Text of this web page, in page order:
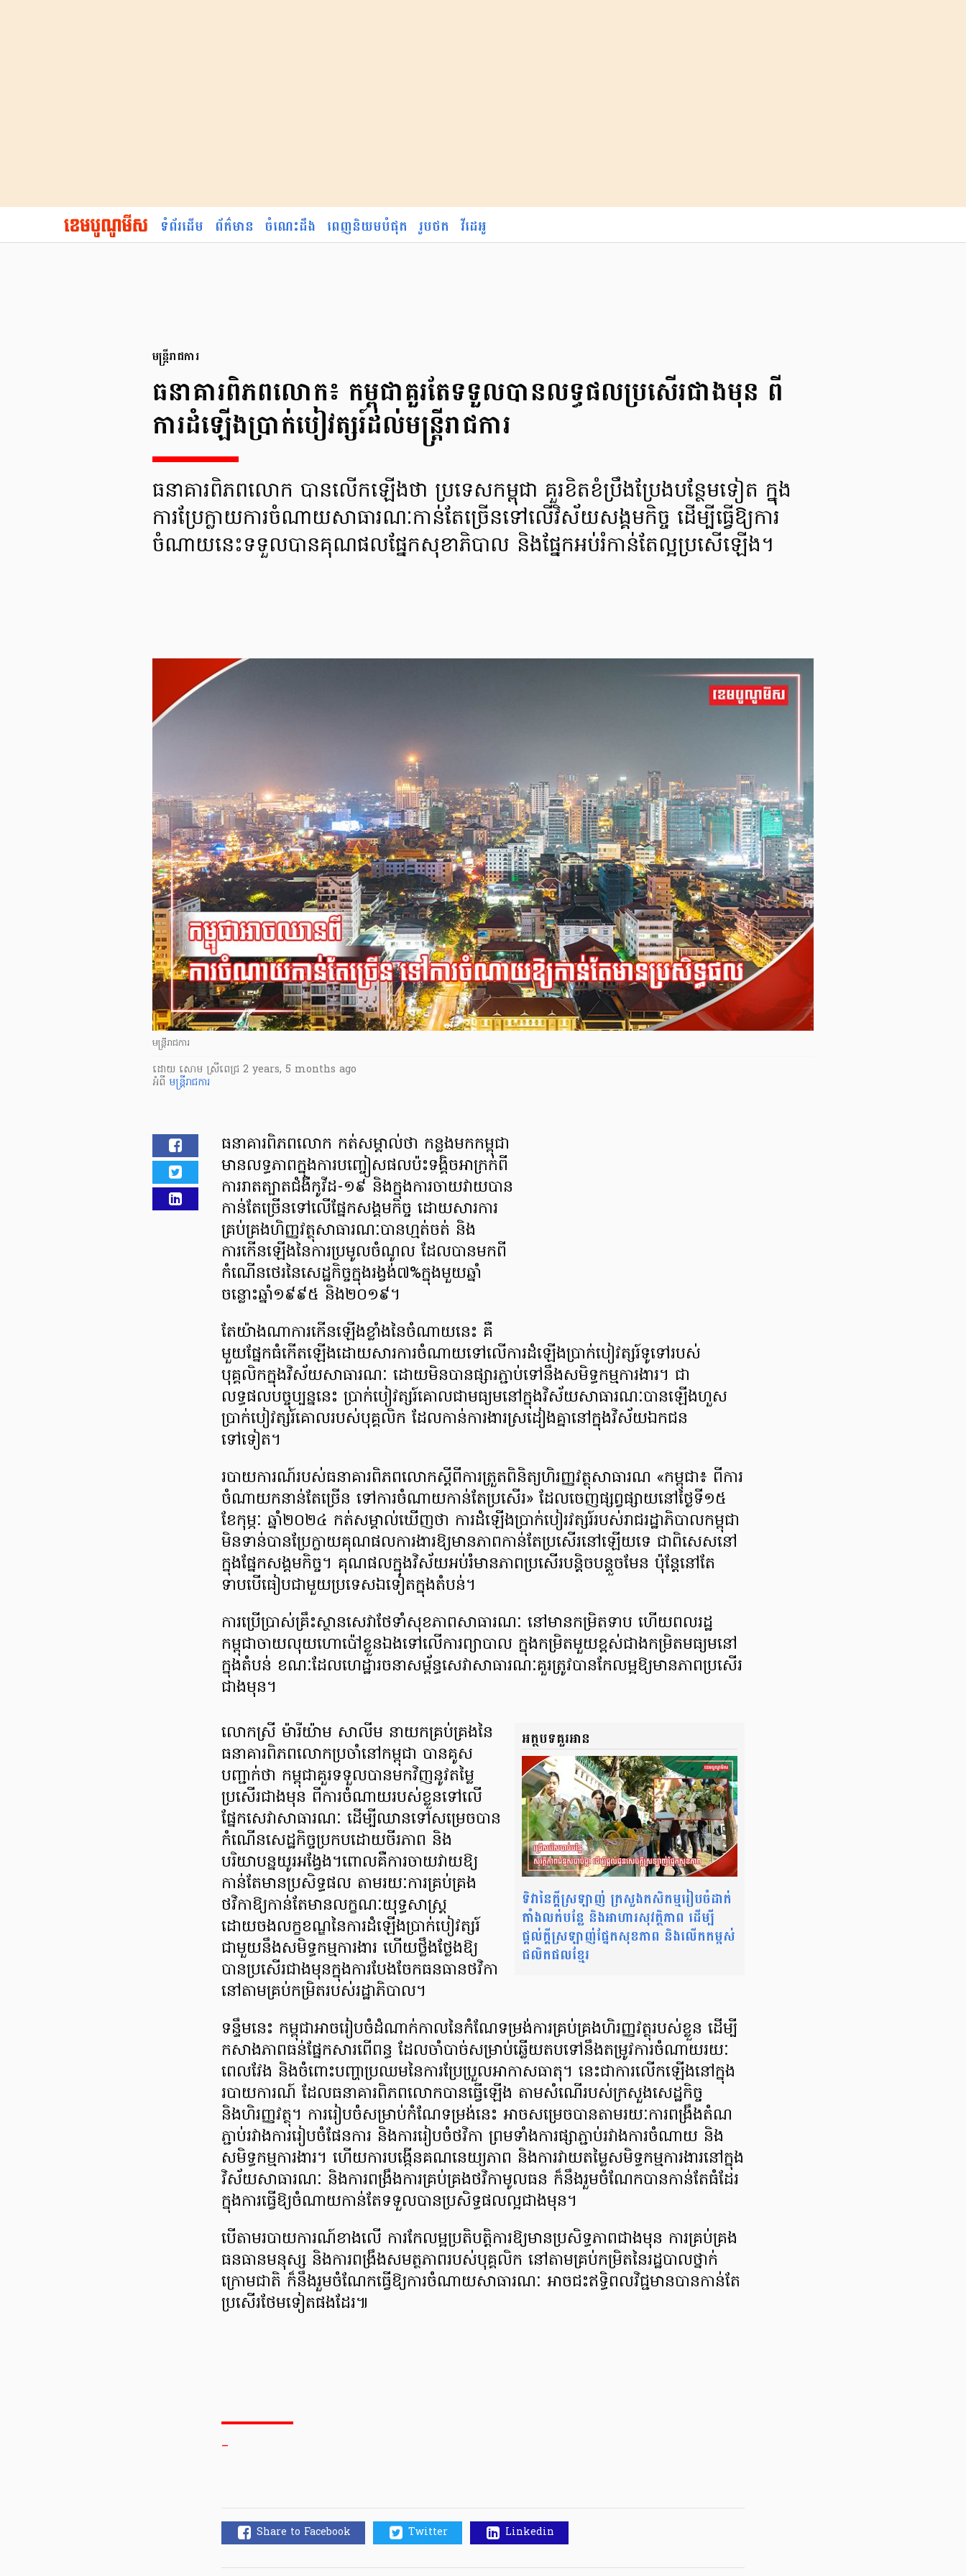
ទំព័រដើម ព័ត៌មាន ចំណេះដឹង ពេញនិយមបំផុត រូបថត វីដេអូ
មន្រ្តីរាជការ
ធនាគារពិភពលោក៖ កម្ពុជាគួរតែទទួលបានលទ្ធផលប្រសើរជាងមុន ពី
ការដំឡើងប្រាក់បៀវត្សរ៍ដល់មន្ត្រីរាជការ
ធនាគារពិភពលោក បានលើកឡើងថា ប្រទេសកម្ពុជា គួរខិតខំប្រឹងប្រែងបន្ថែមទៀត ក្នុង
ការប្រែក្លាយការចំណាយសាធារណៈកាន់តែច្រើនទៅលើវិស័យសង្គមកិច្ច ដើម្បីធ្វើឱ្យការ
ចំណាយនេះទទួលបានគុណផលផ្នែកសុខាភិបាល និងផ្នែកអប់រំកាន់តែល្អប្រសើឡើង។
មន្រ្តីរាជការ
ដោយ សោម ស្រីពេជ្រ 2 years, 5 months ago
អំពី មន្រ្តីរាជការ
ធនាគារពិភពលោក កត់សម្គាល់ថា កន្លងមកកម្ពុជា
មានលទ្ធភាពក្នុងការបញ្ចៀសផលប៉ះទង្គិចអាក្រក់ពី
ការរាតត្បាតជំងឺកូវីដ-១៩ និងក្នុងការចាយវាយបាន
កាន់តែច្រើនទៅលើផ្នែកសង្គមកិច្ច ដោយសារការ
គ្រប់គ្រងហិញ្ញវត្ថុសាធារណៈបានហ្មត់ចត់ និង
ការកើនឡើងនៃការប្រមូលចំណូល ដែលបានមកពី
កំណើនថេរនៃសេដ្ឋកិច្ចក្នុងរង្វង់៧%ក្នុងមួយឆ្នាំ
ចន្លោះឆ្នាំ១៩៩៥ និង២០១៩។
តែយ៉ាងណាការកើនឡើងខ្លាំងនៃចំណាយនេះ គឺ
មួយផ្នែកធំកើតឡើងដោយសារការចំណាយទៅលើការដំឡើងប្រាក់បៀវត្សរ៍ទូទៅរបស់
បុគ្គលិកក្នុងវិស័យសាធារណៈ ដោយមិនបានផ្សារភ្ជាប់ទៅនឹងសមិទ្ធកម្មការងារ។ ជា
លទ្ធផលបច្ចុប្បន្ននេះ ប្រាក់បៀវត្សរ៍គោលជាមធ្យមនៅក្នុងវិស័យសាធារណៈបានឡើងហួស
ប្រាក់បៀវត្សរ៍គោលរបស់បុគ្គលិក ដែលកាន់ការងារស្រដៀងគ្នានៅក្នុងវិស័យឯកជន
ទៅទៀត។
របាយការណ៍របស់ធនាគារពិភពលោកស្តីពីការត្រួតពិនិត្យហិរញ្ញវត្ថុសាធារណ «កម្ពុជា៖ ពីការ
ចំណាយកនាន់តែច្រើន ទៅការចំណាយកាន់តែប្រសើរ» ដែលចេញផ្សព្វផ្សាយនៅថ្ងៃទី១៥
ខែកុម្ភៈ ឆ្នាំ២០២៤ កត់សម្គាល់ឃើញថា ការដំឡើងប្រាក់បៀរវត្សរ៍របស់រាជរដ្ឋាភិបាលកម្ពុជា
មិនទាន់បានប្រែក្លាយគុណផលការងារឱ្យមានភាពកាន់តែប្រសើរនៅឡើយទេ ជាពិសេសនៅ
ក្នុងផ្នែកសង្គមកិច្ច។ គុណផលក្នុងវិស័យអប់រំមានភាពប្រសើរបន្តិចបន្តួចមែន ប៉ុន្តែនៅតែ
ទាបបើធៀបជាមួយប្រទេសឯទៀតក្នុងតំបន់។
ការប្រើប្រាស់គ្រឹះស្ថានសេវាថែទាំសុខភាពសាធារណៈ នៅមានកម្រិតទាប ហើយពលរដ្ឋ
កម្ពុជាចាយលុយហោប៉ៅខ្លួនឯងទៅលើការព្យាបាល ក្នុងកម្រិតមួយខ្ពស់ជាងកម្រិតមធ្យមនៅ
ក្នុងតំបន់ ខណៈដែលហេដ្ឋារចនាសម្ព័ន្ធសេវាសាធារណៈគួរត្រូវបានកែលម្អឱ្យមានភាពប្រសើរ
ជាងមុន។
អត្ថបទគួរអាន
ទិវានៃក្តីស្រឡាញ់ ក្រសួងកសិកម្មរៀបចំដាក់
តាំងលក់បន្លែ និងអាហារសុវត្ថិភាព ដើម្បី
ផ្តល់ក្តីស្រឡាញ់ផ្នែកសុខភាព និងលើកកម្ពស់
ផលិតផលខ្មែរ
លោកស្រី ម៉ារីយ៉ាម សាលីម នាយកគ្រប់គ្រងនៃ
ធនាគារពិភពលោកប្រចាំនៅកម្ពុជា បានគូស
បញ្ជាក់ថា កម្ពុជាគួរទទួលបានមកវិញនូវតម្លៃ
ប្រសើរជាងមុន ពីការចំណាយរបស់ខ្លួនទៅលើ
ផ្នែកសេវាសាធារណៈ ដើម្បីឈានទៅសម្រេចបាន
កំណើនសេដ្ឋកិច្ចប្រកបដោយចីរភាព និង
បរិយាបន្នយូរអង្វែង។ពោលគឺការចាយវាយឱ្យ
កាន់តែមានប្រសិទ្ធផល តាមរយៈការគ្រប់គ្រង
ថវិកាឱ្យកាន់តែមានលក្ខណៈយុទ្ធសាស្ត្រ
ដោយចងលក្ខខណ្ឌនៃការដំឡើងប្រាក់បៀវត្សរ៍
ជាមួយនឹងសមិទ្ធកម្មការងារ ហើយថ្លឹងថ្លែងឱ្យ
បានប្រសើរជាងមុនក្នុងការបែងចែកធនធានថវិកា
នៅតាមគ្រប់កម្រិតរបស់រដ្ឋាភិបាល។
ទន្ទឹមនេះ កម្ពុជាអាចរៀបចំដំណាក់កាលនៃកំណែទម្រង់ការគ្រប់គ្រងហិរញ្ញវត្ថុរបស់ខ្លួន ដើម្បី
កសាងភាពធន់ផ្នែកសារពើពន្ធ ដែលចាំបាច់សម្រាប់ឆ្លើយតបទៅនឹងតម្រូវការចំណាយរយៈ
ពេលវែង និងចំពោះបញ្ហាប្រឈមនៃការប្រែប្រួលអាកាសធាតុ។ នេះជាការលើកឡើងនៅក្នុង
របាយការណ៍ ដែលធនាគារពិភពលោកបានធ្វើឡើង តាមសំណើរបស់ក្រសួងសេដ្ឋកិច្ច
និងហិរញ្ញវត្ថុ។ ការរៀបចំសម្រាប់កំណែទម្រង់នេះ អាចសម្រេចបានតាមរយៈការពង្រឹងតំណ
ភ្ជាប់រវាងការរៀបចំផែនការ និងការរៀបចំថវិកា ព្រមទាំងការផ្សាភ្ជាប់រវាងការចំណាយ និង
សមិទ្ធកម្មការងារ។ ហើយការបង្កើនគណនេយ្យភាព និងការវាយតម្លៃសមិទ្ធកម្មការងារនៅក្នុង
វិស័យសាធារណៈ និងការពង្រឹងការគ្រប់គ្រងថវិកាមូលធន ក៏នឹងរួមចំណែកបានកាន់តែធំដែរ
ក្នុងការធ្វើឱ្យចំណាយកាន់តែទទួលបានប្រសិទ្ធផលល្អជាងមុន។
បើតាមរបាយការណ៍ខាងលើ ការកែលម្អប្រតិបត្តិការឱ្យមានប្រសិទ្ធភាពជាងមុន ការគ្រប់គ្រង
ធនធានមនុស្ស និងការពង្រឹងសមត្ថភាពរបស់បុគ្គលិក នៅតាមគ្រប់កម្រិតនៃរដ្ឋបាលថ្នាក់
ក្រោមជាតិ ក៏នឹងរួមចំណែកធ្វើឱ្យការចំណាយសាធារណៈ អាចជះឥទ្ធិពលវិជ្ជមានបានកាន់តែ
ប្រសើរថែមទៀតផងដែរ៕
_
Share to Facebook Twitter Linkedin